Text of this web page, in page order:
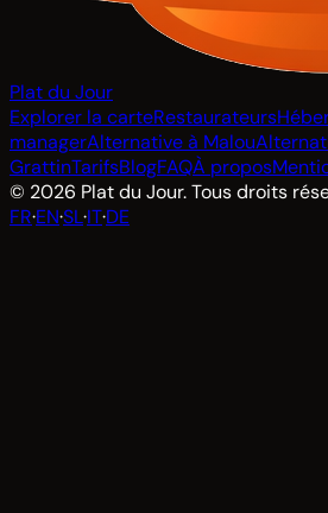
Plat du Jour
Explorer la carteRestaurateurs
managerAlternative à Malou
GrattinTarifsBlogFAQÀ propos
© 2026 Plat du Jour. Tous droits
FR·EN·SL·IT·DE